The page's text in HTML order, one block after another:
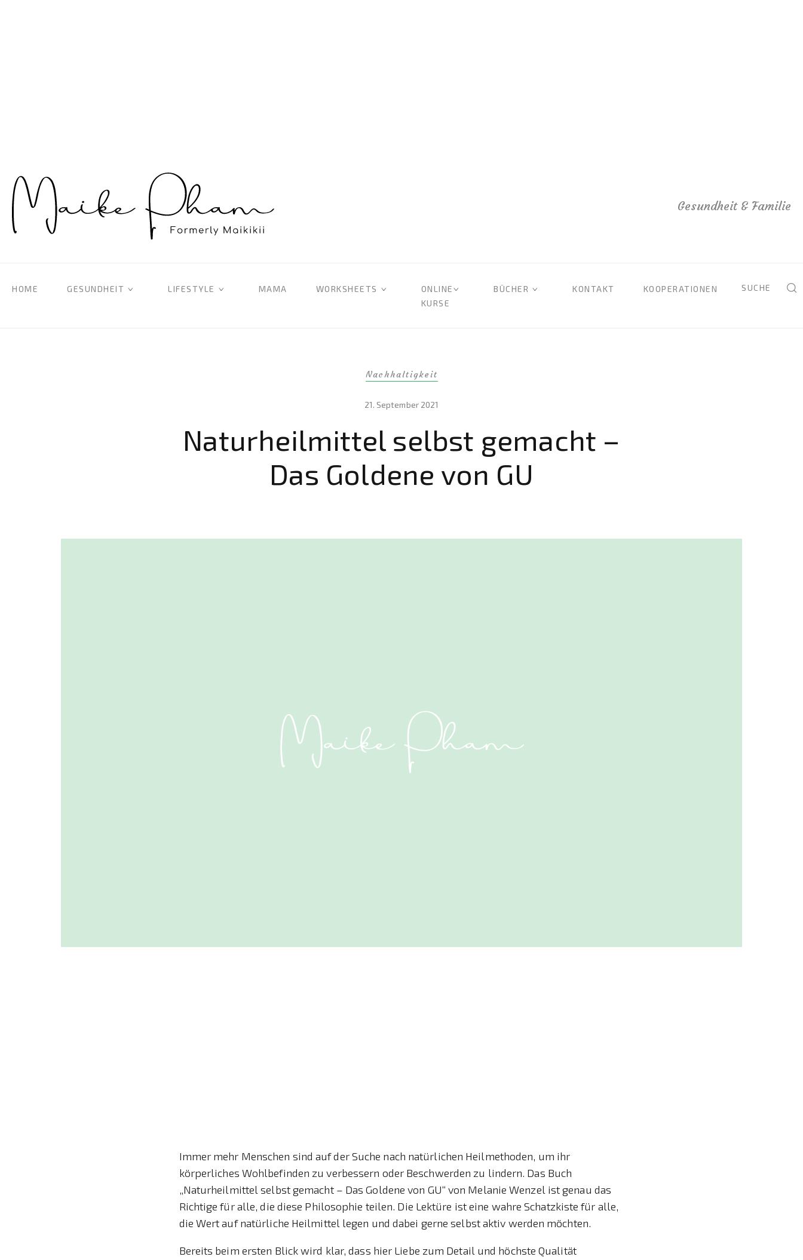
Gesundheit & Familie
HOME GESUNDHEIT LIFESTYLE MAMA WORKSHEETS
ONLINE
KURSE
BÜCHER KONTAKT KOOPERATIONEN SUCHE
Nachhaltigkeit
21. September 2021
Naturheilmittel selbst gemacht –
Das Goldene von GU
Immer mehr Menschen sind auf der Suche nach natürlichen Heilmethoden, um ihr
körperliches Wohlbefinden zu verbessern oder Beschwerden zu lindern. Das Buch
„Naturheilmittel selbst gemacht – Das Goldene von GU“ von Melanie Wenzel ist genau das
Richtige für alle, die diese Philosophie teilen. Die Lektüre ist eine wahre Schatzkiste für alle,
die Wert auf natürliche Heilmittel legen und dabei gerne selbst aktiv werden möchten.
Bereits beim ersten Blick wird klar, dass hier Liebe zum Detail und höchste Qualität